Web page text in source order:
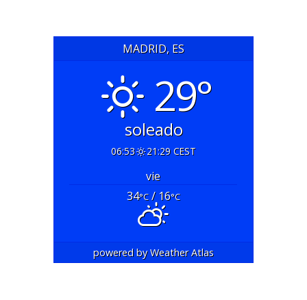
MADRID, ES
29°
soleado
06:53 21:29 CEST
vie
34°C/ 16°C
powered byWeather Atlas